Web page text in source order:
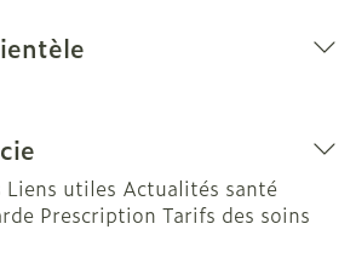
Liens utiles Actualités santé
Prescription Tarifs des soins